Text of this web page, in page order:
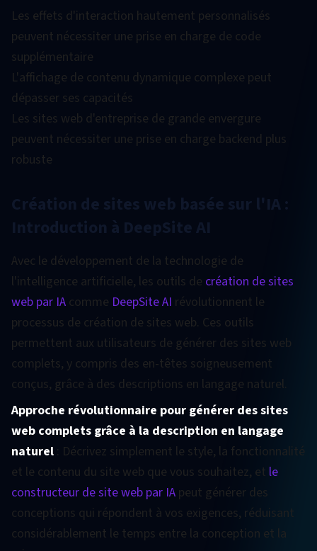
Les effets d'interaction hautement personnalisés
peuvent nécessiter une prise en charge de code
supplémentaire
L'affichage de contenu dynamique complexe peut
dépasser ses capacités
Les sites web d'entreprise de grande envergure
peuvent nécessiter une prise en charge backend plus
robuste
Création de sites web basée sur l'IA :
Introduction à DeepSite AI
Avec le développement de la technologie de
l'intelligence artificielle, les outils de création de sites
web par IA comme DeepSite AI révolutionnent le
processus de création de sites web. Ces outils
permettent aux utilisateurs de générer des sites web
complets, y compris des en-têtes soigneusement
conçus, grâce à des descriptions en langage naturel.
Approche révolutionnaire pour générer des sites
web complets grâce à la description en langage
naturel : Décrivez simplement le style, la fonctionnalité
et le contenu du site web que vous souhaitez, et le
constructeur de site web par IA peut générer des
conceptions qui répondent à vos exigences, réduisant
considérablement le temps entre la conception et la